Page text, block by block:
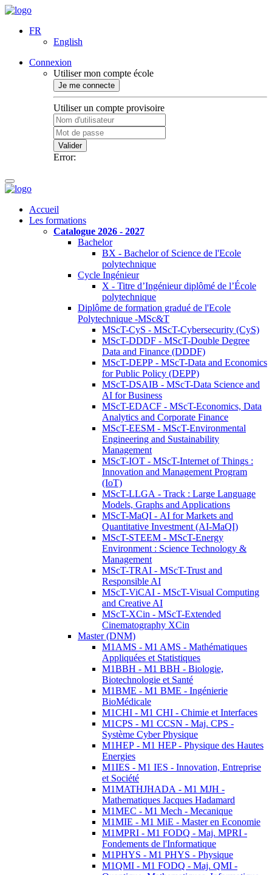
FR
English
Connexion
Utiliser mon compte école
Je me connecte
Utiliser un compte provisoire
Valider
Error:
Accueil
Les formations
Catalogue 2026 - 2027
Bachelor
BX - Bachelor of Science de l'Ecole
polytechnique
Cycle Ingénieur
X - Titre d’Ingénieur diplômé de l’École
polytechnique
Diplôme de formation gradué de l'Ecole
Polytechnique -MSc&T
MScT-CyS - MScT-Cybersecurity (CyS)
MScT-DDDF - MScT-Double Degree
Data and Finance (DDDF)
MScT-DEPP - MScT-Data and Economics
for Public Policy (DEPP)
MScT-DSAIB - MScT-Data Science and
AI for Business
MScT-EDACF - MScT-Economics, Data
Analytics and Corporate Finance
MScT-EESM - MScT-Environmental
Engineering and Sustainability
Management
MScT-IOT - MScT-Internet of Things :
Innovation and Management Program
(IoT)
MScT-LLGA - Track : Large Language
Models, Graphs and Applications
MScT-MaQI - AI for Markets and
Quantitative Investment (AI-MaQI)
MScT-STEEM - MScT-Energy
Environment : Science Technology &
Management
MScT-TRAI - MScT-Trust and
Responsible AI
MScT-ViCAI - MScT-Visual Computing
and Creative AI
MScT-XCin - MScT-Extended
Cinematography XCin
Master (DNM)
M1AMS - M1 AMS - Mathématiques
Appliquées et Statistiques
M1BBH - M1 BBH - Biologie,
Biotechnologie et Santé
M1BME - M1 BME - Ingénierie
BioMédicale
M1CHI - M1 CHI - Chimie et Interfaces
M1CPS - M1 CCSN - Maj. CPS -
Système Cyber Physique
M1HEP - M1 HEP - Physique des Hautes
Energies
M1IES - M1 IES - Innovation, Entreprise
et Société
M1MATHJHADA - M1 MJH -
Mathematiques Jacques Hadamard
M1MEC - M1 Mech - Mecanique
M1MIE - M1 MiE - Master en Economie
M1MPRI - M1 FODQ - Maj. MPRI -
Fondements de l'Informatique
M1PHYS - M1 PHYS - Physique
M1QMI - M1 FODQ - Maj. QMI -